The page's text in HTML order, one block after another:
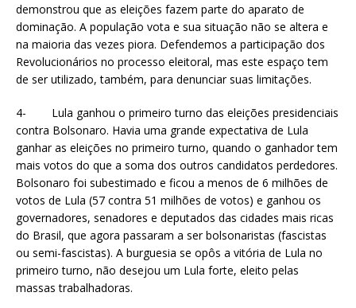
demonstrou que as eleições fazem parte do aparato de
dominação. A população vota e sua situação não se altera e
na maioria das vezes piora. Defendemos a participação dos
Revolucionários no processo eleitoral, mas este espaço tem
de ser utilizado, também, para denunciar suas limitações.
4- Lula ganhou o primeiro turno das eleições presidenciais
contra Bolsonaro. Havia uma grande expectativa de Lula
ganhar as eleições no primeiro turno, quando o ganhador tem
mais votos do que a soma dos outros candidatos perdedores.
Bolsonaro foi subestimado e ficou a menos de 6 milhões de
votos de Lula (57 contra 51 milhões de votos) e ganhou os
governadores, senadores e deputados das cidades mais ricas
do Brasil, que agora passaram a ser bolsonaristas (fascistas
ou semi-fascistas). A burguesia se opôs a vitória de Lula no
primeiro turno, não desejou um Lula forte, eleito pelas
massas trabalhadoras.